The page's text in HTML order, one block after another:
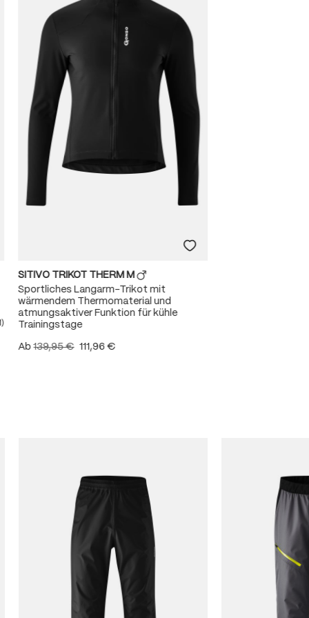
Bewertung von 5 von 5 Sternen
SITIVO TRIKOT THERM M
Sportliches Langarm-Trikot mit
wärmendem Thermomaterial und
atmungsaktiver Funktion für kühle
Trainingstage
Ab139,95 € 111,96 €